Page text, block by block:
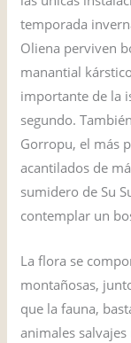
temporada
Oliena perviven
manantial
importante de la
segundo.
Gorropu, el más
acantilados de
sumidero de Su
contemplar un
La flora se
montañosas,
que la fauna,
animales